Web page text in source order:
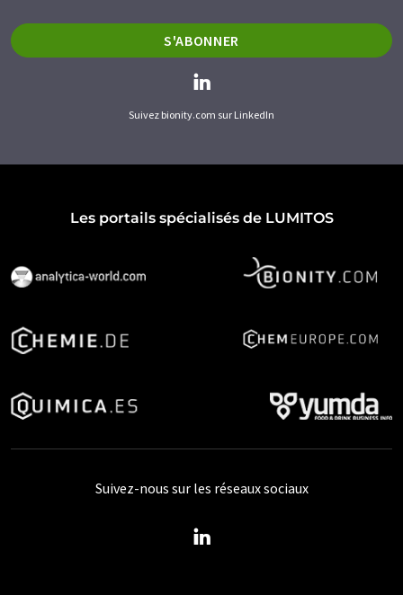
S'ABONNER
Suivez bionity.com sur LinkedIn
Les portails spécialisés de LUMITOS
Suivez-nous sur les réseaux sociaux